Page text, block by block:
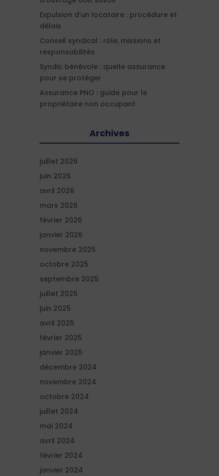
Expulsion d’un locataire : procédure et
délais
Conseil syndical : rôle, missions et
responsabilités
Syndic bénévole : quelle assurance
pour se protéger
Assurance PNO : guide pour le
propriétaire non occupant
Archives
juillet 2026
juin 2026
avril 2026
mars 2026
février 2026
janvier 2026
novembre 2025
octobre 2025
septembre 2025
juillet 2025
juin 2025
avril 2025
février 2025
janvier 2025
décembre 2024
novembre 2024
octobre 2024
juillet 2024
mai 2024
avril 2024
février 2024
janvier 2024